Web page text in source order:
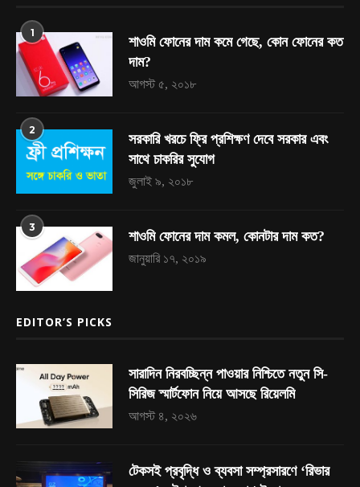
1
শাওমি ফোনের দাম কমে গেছে, কোন ফোনের কত
দাম?
আগস্ট ৫, ২০১৮
2
সরকারি খরচে ফ্রি প্রশিক্ষণ দেবে সরকার এবং
সাথে চাকরির সুযোগ
জুলাই ৯, ২০১৮
3
শাওমি ফোনের দাম কমল, কোনটার দাম কত?
জানুয়ারি ১৭, ২০১৯
EDITOR’S PICKS
সারাদিন নিরবচ্ছিন্ন পাওয়ার নিশ্চিতে নতুন সি-
সিরিজ স্মার্টফোন নিয়ে আসছে রিয়েলমি
আগস্ট ৪, ২০২৬
টেকসই প্রবৃদ্ধি ও ব্যবসা সম্প্রসারণে ‘রিভার